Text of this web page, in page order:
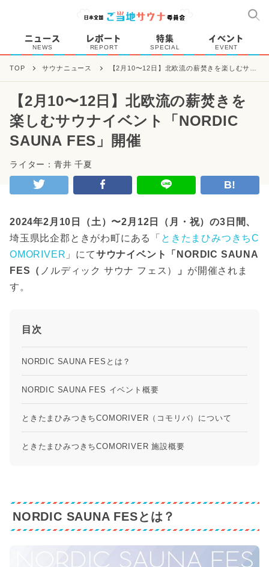
ニュース
NEWS
レポート
REPORT
特集
SPECIAL
イベント
EVENT
TOP サウナニュース
【2月10〜12日】北欧流の薪焚きを楽しむサウ
【2月10〜12日】北欧流の薪焚きを
楽しむサウナイベント「NORDIC
SAUNA FES」開催
ライター：青井 千夏
B!
2024年2月10日（土）〜2月12日（月・祝）の3日間、
埼玉県比企郡ときがわ町にある「 ときたまひみつきちC
OMORIVER 」にてサウナイベント「NORDIC SAUNA
FES（ ノルディック サウナ フェス） 」 が開催されま
す。
目次
NORDIC SAUNA FESとは？
NORDIC SAUNA FES イベント概要
ときたまひみつきちCOMORIVER（コモリバ）について
ときたまひみつきちCOMORIVER 施設概要
NORDIC SAUNA FESとは？